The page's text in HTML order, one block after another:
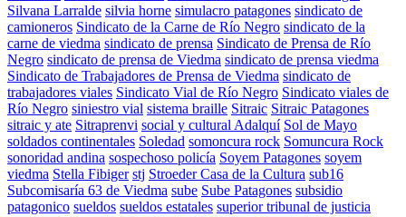
Silvana Larralde silvia horne simulacro patagones sindicato de
camioneros Sindicato de la Carne de Río Negro sindicato de la
carne de viedma sindicato de prensa Sindicato de Prensa de Río
Negro sindicato de prensa de Viedma sindicato de prensa viedma
Sindicato de Trabajadores de Prensa de Viedma sindicato de
trabajadores viales Sindicato Vial de Río Negro Sindicato viales de
Río Negro siniestro vial sistema braille Sitraic Sitraic Patagones
sitraic y ate Sitraprenvi social y cultural Adalquí Sol de Mayo
soldados continentales Soledad somoncura rock Somuncura Rock
sonoridad andina sospechoso policía Soyem Patagones soyem
viedma Stella Fibiger stj Stroeder Casa de la Cultura sub16
Subcomisaría 63 de Viedma sube Sube Patagones subsidio
patagonico sueldos sueldos estatales superior tribunal de justicia